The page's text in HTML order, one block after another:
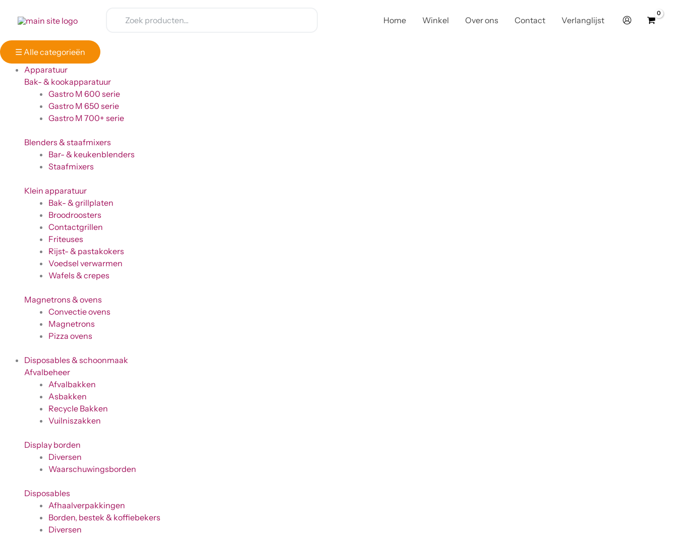
inhoud
Home Winkel Over ons Contact Verlanglijst
☰ Alle categorieën
Apparatuur
Bak- & kookapparatuur
Gastro M 600 serie
Gastro M 650 serie
Gastro M 700+ serie
Blenders & staafmixers
Bar- & keukenblenders
Staafmixers
Klein apparatuur
Bak- & grillplaten
Broodroosters
Contactgrillen
Friteuses
Rijst- & pastakokers
Voedsel verwarmen
Wafels & crepes
Magnetrons & ovens
Convectie ovens
Magnetrons
Pizza ovens
Disposables & schoonmaak
Afvalbeheer
Afvalbakken
Asbakken
Recycle Bakken
Vuilniszakken
Display borden
Diversen
Waarschuwingsborden
Disposables
Afhaalverpakkingen
Borden, bestek & koffiebekers
Diversen
Totaal: